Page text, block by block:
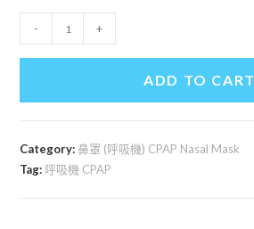
N30i
ResMed
瑞
- +
ADD TO CART
Category: 鼻罩 (呼吸機) CPAP Nasal Mask
Tag: 呼吸機 CPAP